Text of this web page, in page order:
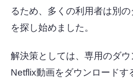
るため、多くの利用者は別
を探し始めました。
解決策としては、専用のダ
Netflix動画をダウンロードす